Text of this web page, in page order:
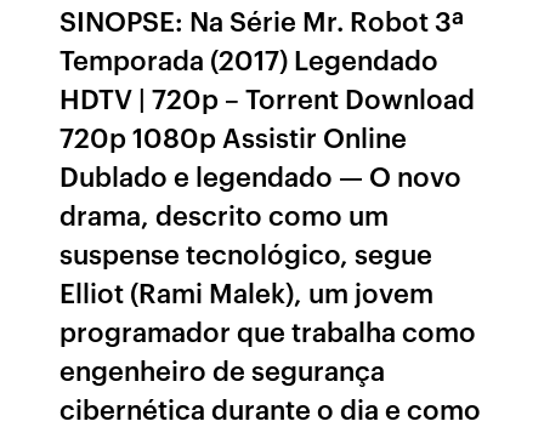
SINOPSE: Na Série Mr. Robot 3ª
Temporada (2017) Legendado
HDTV | 720p – Torrent Download
720p 1080p Assistir Online
Dublado e legendado — O novo
drama, descrito como um
suspense tecnológico, segue
Elliot (Rami Malek), um jovem
programador que trabalha como
engenheiro de segurança
cibernética durante o dia e como